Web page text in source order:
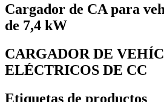
Cargador de CA para
de 7,4 kW
CARGADOR DE
ELÉCTRICOS DE CC
Etiquetas de productos